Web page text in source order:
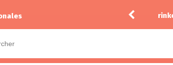
Prince of Bel-Air 6.06